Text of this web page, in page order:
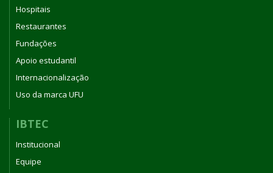
Hospitais
Restaurantes
Fundações
Apoio estudantil
Internacionalização
Uso da marca UFU
IBTEC
Institucional
Equipe